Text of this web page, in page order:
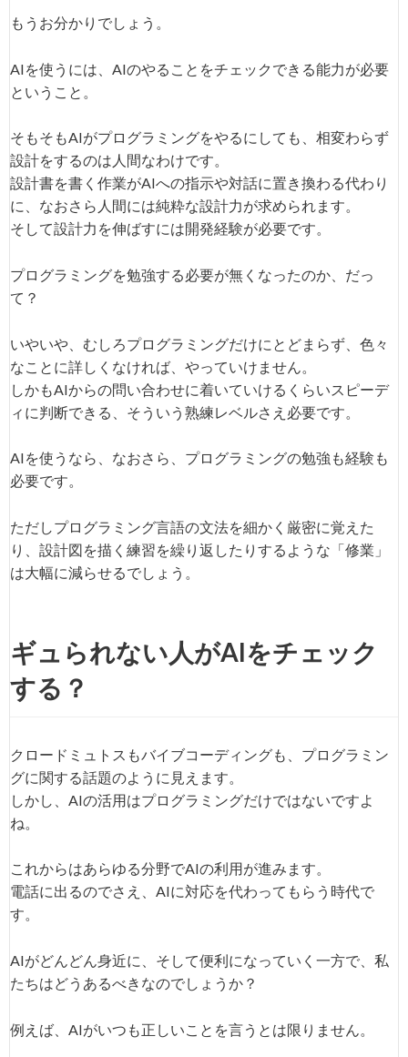
もうお分かりでしょう。
AIを使うには、AIのやることをチェックできる能力が必要
ということ。
そもそもAIがプログラミングをやるにしても、相変わらず
設計をするのは人間なわけです。
設計書を書く作業がAIへの指示や対話に置き換わる代わり
に、なおさら人間には純粋な設計力が求められます。
そして設計力を伸ばすには開発経験が必要です。
プログラミングを勉強する必要が無くなったのか、だっ
て？
いやいや、むしろプログラミングだけにとどまらず、色々
なことに詳しくなければ、やっていけません。
しかもAIからの問い合わせに着いていけるくらいスピーデ
ィに判断できる、そういう熟練レベルさえ必要です。
AIを使うなら、なおさら、プログラミングの勉強も経験も
必要です。
ただしプログラミング言語の文法を細かく厳密に覚えた
り、設計図を描く練習を繰り返したりするような「修業」
は大幅に減らせるでしょう。
ギュられない人がAIをチェック
する？
クロードミュトスもバイブコーディングも、プログラミン
グに関する話題のように見えます。
しかし、AIの活用はプログラミングだけではないですよ
ね。
これからはあらゆる分野でAIの利用が進みます。
電話に出るのでさえ、AIに対応を代わってもらう時代で
す。
AIがどんどん身近に、そして便利になっていく一方で、私
たちはどうあるべきなのでしょうか？
例えば、AIがいつも正しいことを言うとは限りません。